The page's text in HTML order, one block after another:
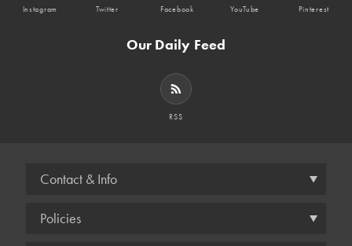
Instagram Twitter Facebook YouTube Pinterest
Our Daily Feed
RSS
Contact & Info
Policies